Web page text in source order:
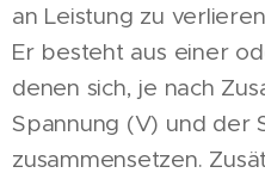
an Leistung zu
Er besteht aus einer
denen sich, je nach
Spannung (V) und der
zusammensetzen.